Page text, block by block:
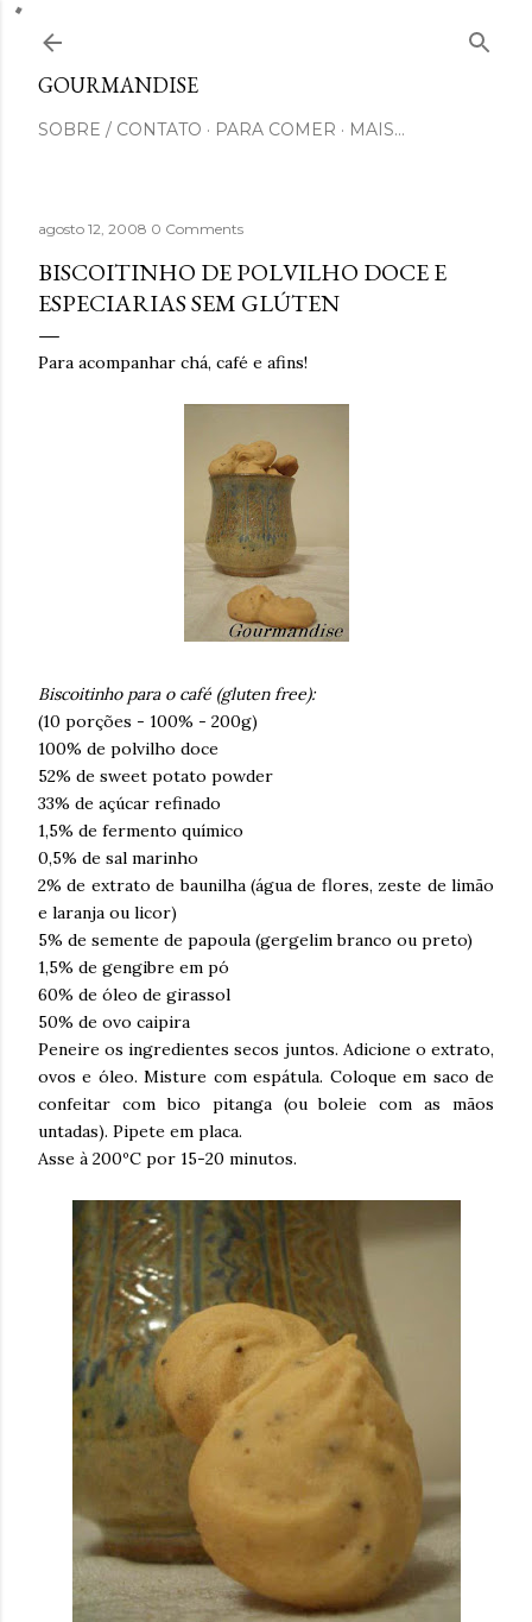
GOURMANDISE
SOBRE / CONTATO PARA COMER MAIS…
agosto 12, 2008 0 Comments
BISCOITINHO DE POLVILHO DOCE E
ESPECIARIAS SEM GLÚTEN
Para acompanhar chá, café e afins!
Biscoitinho para o café (gluten free):
(10 porções - 100% - 200g)
100% de polvilho doce
52% de sweet potato powder
33% de açúcar refinado
1,5% de fermento químico
0,5% de sal marinho
2% de extrato de baunilha (água de flores, zeste de limão
e laranja ou licor)
5% de semente de papoula (gergelim branco ou preto)
1,5% de gengibre em pó
60% de óleo de girassol
50% de ovo caipira
Peneire os ingredientes secos juntos. Adicione o extrato,
ovos e óleo. Misture com espátula. Coloque em saco de
confeitar com bico pitanga (ou boleie com as mãos
untadas). Pipete em placa.
Asse à 200ºC por 15-20 minutos.